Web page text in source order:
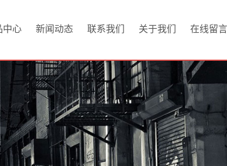
中心 新闻动态 联系我们 关于我们 在线留言